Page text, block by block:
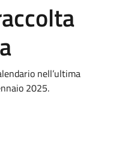
nell’ultima
2025.